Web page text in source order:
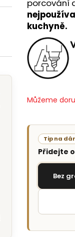
porcování
kuchyně.
Můžeme
Tip na
Přidejte
Bez